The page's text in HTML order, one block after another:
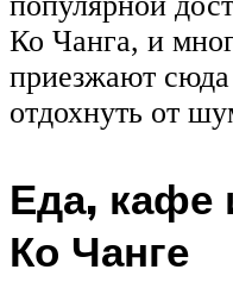
Ко Чанга, и
приезжают
отдохнуть от
Еда, кафе
Ко Чанге